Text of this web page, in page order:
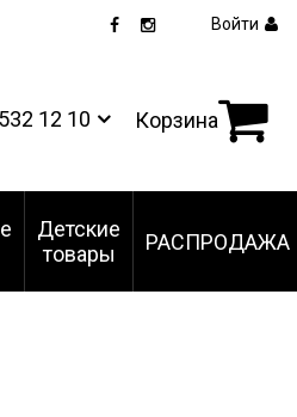
Войти
12 10 Корзина
Детские
товары
РАСПРОДАЖА